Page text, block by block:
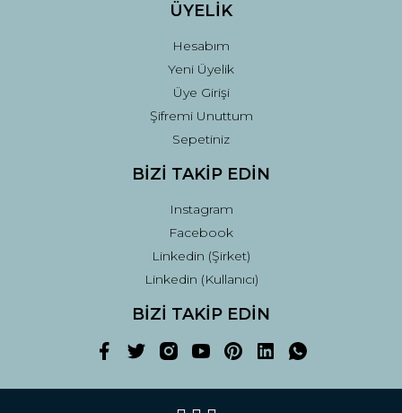
ÜYELİK
Hesabım
Yeni Üyelik
Üye Girişi
Şifremi Unuttum
Sepetiniz
BİZİ TAKİP EDİN
Instagram
Facebook
Linkedin (Şirket)
Linkedin (Kullanıcı)
BİZİ TAKİP EDİN